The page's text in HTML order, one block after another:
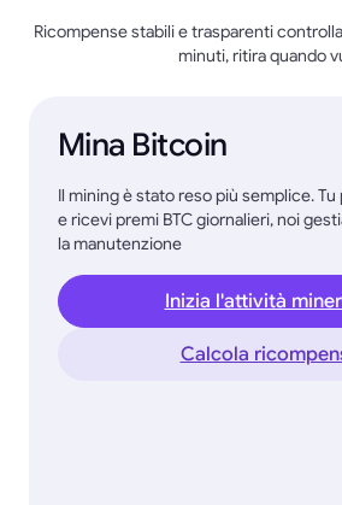
Ricompense stabili e trasparenti
minuti, ritira quando
Mina Bitcoin
Il mining è stato reso più semplice.
e ricevi premi BTC giornalieri, noi
la manutenzione
Inizia l'attività
Calcola